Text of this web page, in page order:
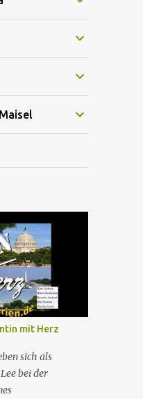
mit Herz
sich als
bei der